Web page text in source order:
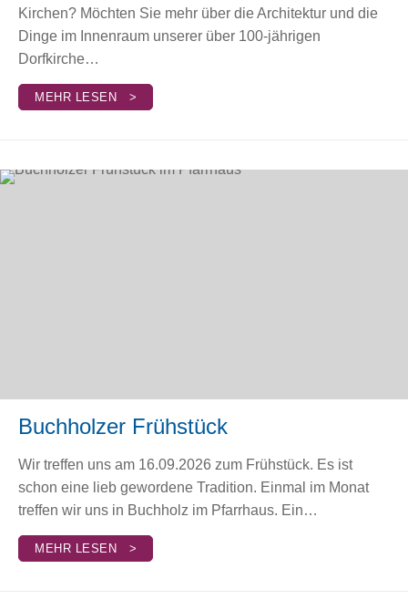
Kirchen? Möchten Sie mehr über die Architektur und die
Dinge im Innenraum unserer über 100-jährigen
Dorfkirche…
MEHR LESEN >
Buchholzer Frühstück
Wir treffen uns am 16.09.2026 zum Frühstück. Es ist
schon eine lieb gewordene Tradition. Einmal im Monat
treffen wir uns in Buchholz im Pfarrhaus. Ein…
MEHR LESEN >